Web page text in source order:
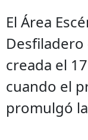
El Área
Desfiladero
creada el
cuando el
promulgó